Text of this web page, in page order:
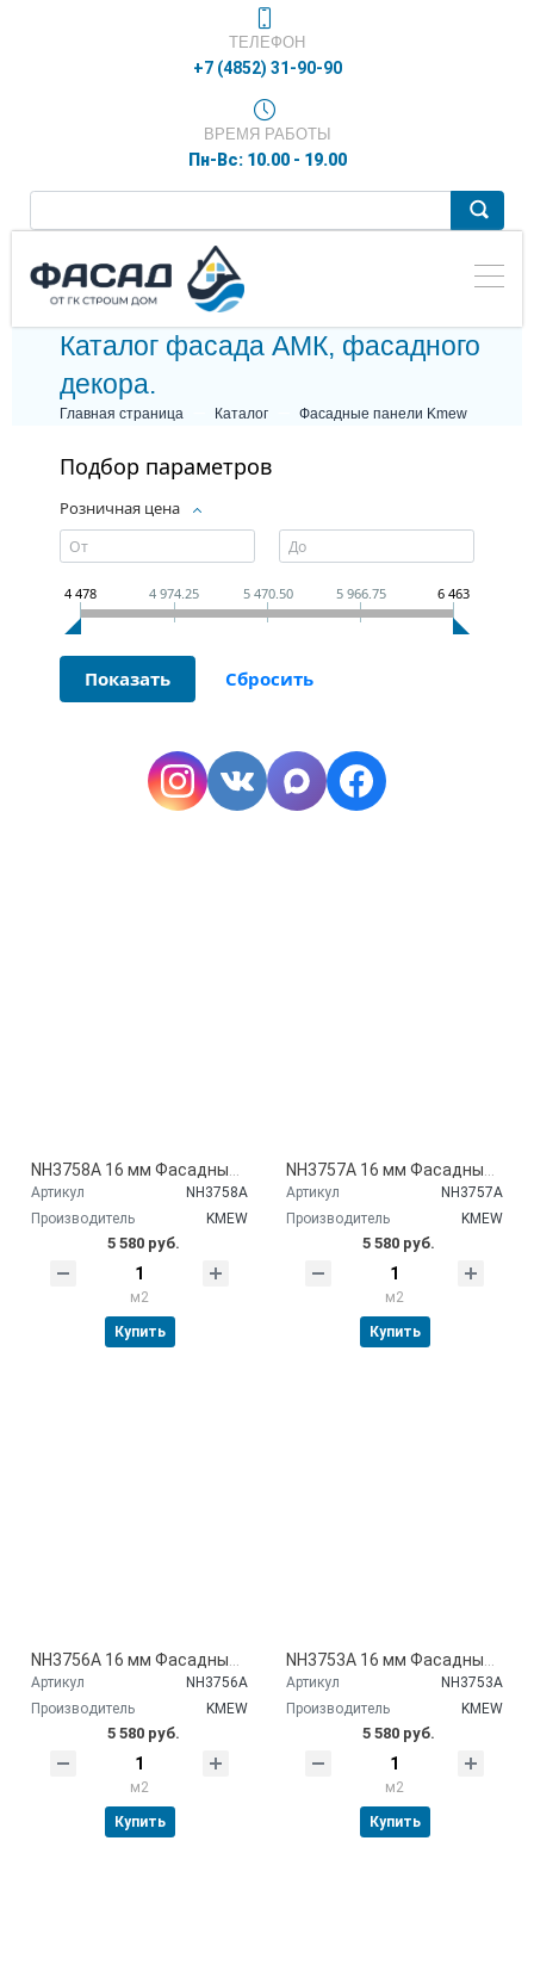
ТЕЛЕФОН
+7 (4852) 31-90-90
ВРЕМЯ РАБОТЫ
Пн-Вс: 10.00 - 19.00
Каталог фасада АМК, фасадного
декора.
Главная страница Каталог Фасадные панели Kmew
Подбор параметров
Розничная цена
4 478 4 974.25 5 470.50 5 966.75 6 463
Артикул
NH3758A
Производитель
KMEW
5 580 руб.
м2
Купить
Артикул
NH3757A
Производитель
KMEW
5 580 руб.
м2
Купить
Артикул
NH3756A
Производитель
KMEW
5 580 руб.
м2
Купить
Артикул
NH3753A
Производитель
KMEW
5 580 руб.
м2
Купить